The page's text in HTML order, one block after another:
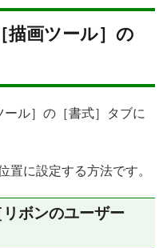
描画ツール］の
ール］の［書式］タブに
置に設定する方法です。
ボンのユーザー